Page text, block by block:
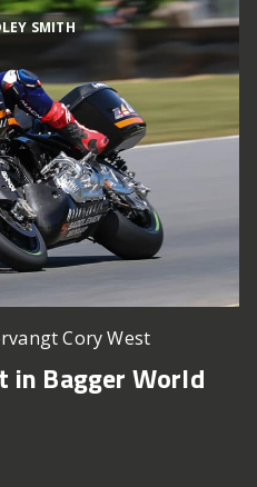
SMITH
Cory West
in Bagger World